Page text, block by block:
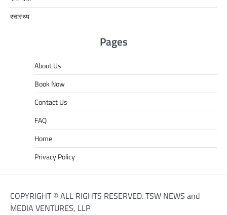
स्वास्थ्य
Pages
About Us
Book Now
Contact Us
FAQ
Home
Privacy Policy
COPYRIGHT © ALL RIGHTS RESERVED. TSW NEWS and
MEDIA VENTURES, LLP